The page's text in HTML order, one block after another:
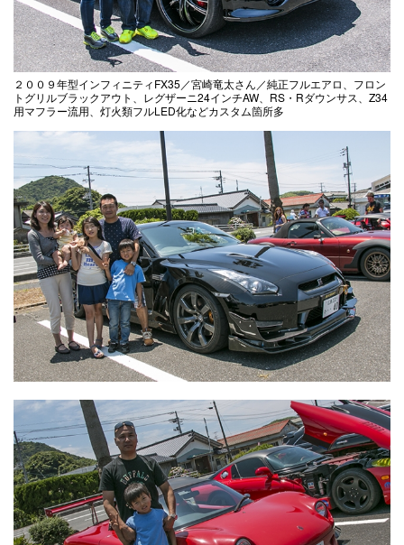
２００９年型インフィニティFX35／宮崎竜太さん／純正フルエアロ、フロン
トグリルブラックアウト、レグザーニ24インチAW、RS・Rダウンサス、Z34
用マフラー流用、灯火類フルLED化などカスタム箇所多